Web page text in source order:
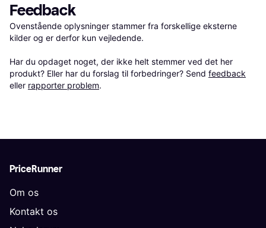
Feedback
Ovenstående oplysninger stammer fra forskellige eksterne
kilder og er derfor kun vejledende.
Har du opdaget noget, der ikke helt stemmer ved det her
produkt? Eller har du forslag til forbedringer? Send feedback
eller rapporter problem.
PriceRunner
Om os
Kontakt os